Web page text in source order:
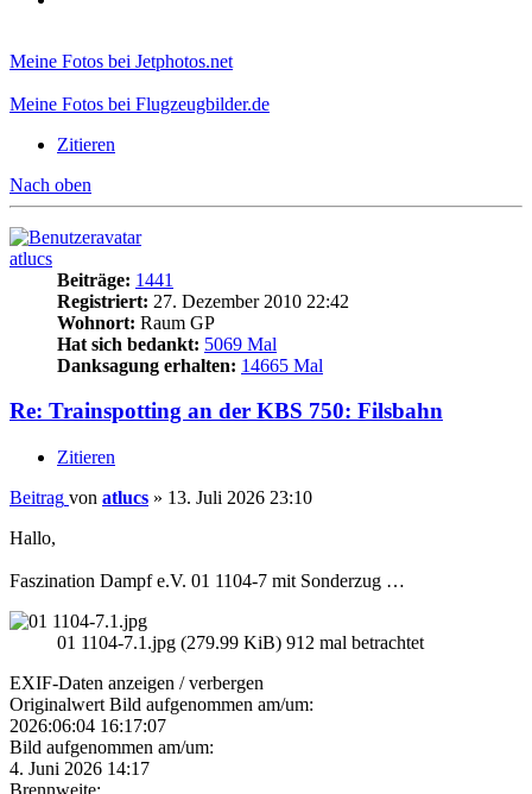
Meine Fotos bei Jetphotos.net
Meine Fotos bei Flugzeugbilder.de
Zitieren
Nach oben
atlucs
Beiträge: 1441
Registriert: 27. Dezember 2010 22:42
Wohnort: Raum GP
Hat sich bedankt: 5069 Mal
Danksagung erhalten: 14665 Mal
Re: Trainspotting an der KBS 750: Filsbahn
Zitieren
Beitrag von atlucs » 13. Juli 2026 23:10
Hallo,
Faszination Dampf e.V. 01 1104-7 mit Sonderzug …
01 1104-7.1.jpg (279.99 KiB) 912 mal betrachtet
EXIF-Daten anzeigen / verbergen
Originalwert Bild aufgenommen am/um:
2026:06:04 16:17:07
Bild aufgenommen am/um:
4. Juni 2026 14:17
Brennweite: